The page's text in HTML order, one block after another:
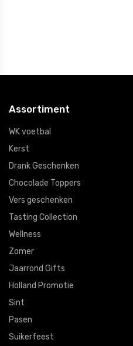
Assortiment
WK voetbal
Kerst
Drank Geschenken
Chocolade Toppers
Vers geschenken
Tasting Collection
Wellness
Zomer
Jaarrond Gifts
Holland Promotie
Sint
Pasen
Suikerfeest